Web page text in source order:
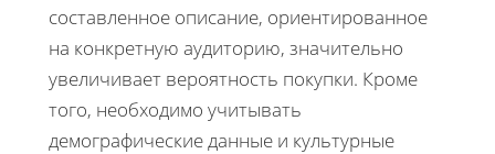
составленное описание, ориентированное
на конкретную аудиторию, значительно
увеличивает вероятность покупки. Кроме
того, необходимо учитывать
демографические данные и культурные